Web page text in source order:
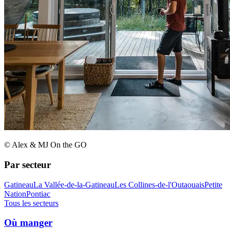
© Alex & MJ On the GO
Par secteur
GatineauLa Vallée-de-la-GatineauLes Collines-de-l'OutaouaisPetite
NationPontiac
Tous les secteurs
Où manger